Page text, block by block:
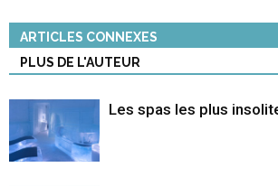
ARTICLES CONNEXES
PLUS DE L'AUTEUR
Les spas les plus